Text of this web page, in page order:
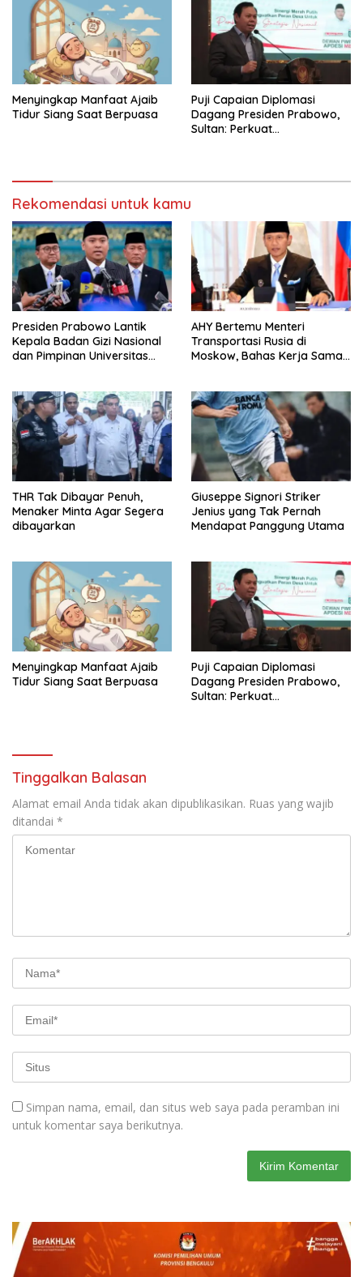
Menyingkap Manfaat Ajaib
Tidur Siang Saat Berpuasa
Puji Capaian Diplomasi
Dagang Presiden Prabowo,
Sultan: Perkuat
Rekomendasi untuk kamu
Presiden Prabowo Lantik
Kepala Badan Gizi Nasional
dan Pimpinan Universitas
AHY Bertemu Menteri
Transportasi Rusia di
Moskow, Bahas Kerja Sama
THR Tak Dibayar Penuh,
Menaker Minta Agar Segera
dibayarkan
Giuseppe Signori Striker
Jenius yang Tak Pernah
Mendapat Panggung Utama
Menyingkap Manfaat Ajaib
Tidur Siang Saat Berpuasa
Puji Capaian Diplomasi
Dagang Presiden Prabowo,
Sultan: Perkuat
Tinggalkan Balasan
Alamat email Anda tidak akan dipublikasikan. Ruas yang wajib
ditandai *
Simpan nama, email, dan situs web saya pada peramban ini
untuk komentar saya berikutnya.